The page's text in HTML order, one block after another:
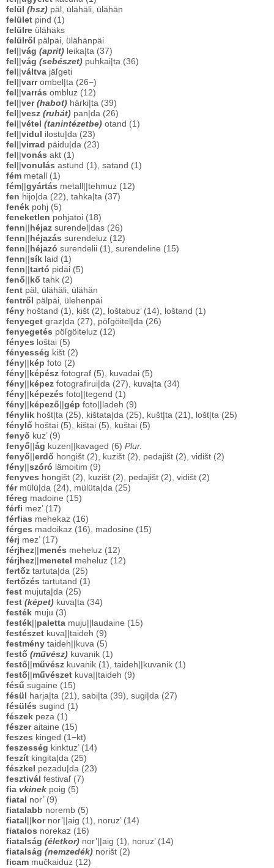
felül (hsz) päl, ülähäli, ülähän
felület pind (1)
felülre ülähäks
felülről pälpäi, ülähänpäi
fel
vág (aprít) leika|ta (37)
fel
vág (sebészet) puhkai|ta (36)
fel
váltva jäľgeti
fel
varr ombel|ta (26−)
fel
varrás ombluz (12)
fel
ver (habot) härki|ta (39)
fel
vesz (ruhát) pan|da (26)
fel
vétel (tanintézetbe) otand (1)
fel
vidul ilostu|da (23)
fel
virrad päidu|da (23)
fel
vonás akt (1)
fel
vonulás astund (1), satand (1)
fém metall (1)
fém gyártás metall||tehmuz (12)
fen hijo|da (22), tahka|ta (37)
fenék pohj (5)
feneketlen pohjatoi (18)
fenn
héjaz surendel|das (26)
fenn
héjazás surendeluz (12)
fenn
héjazó surendelii (1), surendeline (15)
fenn sík laid (1)
fenn tartó pidäi (5)
fenő
kő tahk (2)
fent päl, ülähäli, ülähän
fentről pälpäi, ülehenpäi
fény hoštand (1), kišt (2), loštabuz’ (14), loštand (1)
fenyeget graz|da (27), pöľgöitel|da (26)
fenyegetés pöľgöiteluz (12)
fényes loštai (5)
fényesség kišt (2)
fény
kép foto (2)
fény
képész fotograf (5), kuvadai (5)
fény
képez fotografirui|da (27), kuva|ta (34)
fény
képezés foto||tegend (1)
fény
képező gép foto||ladeh (9)
fénylik hošt|ta (25), kištata|da (25), kušt|ta (21), lošt|ta (25)
fénylő hoštai (5), kištai (5), kuštai (5)
fenyő kuz’ (9)
fenyő ág kuzen||kavaged (6) Plur.
fenyő erdő hongišt (2), kuzišt (2), pedajišt (2), vidišt (2)
fény szóró lämoitim (9)
fenyves hongišt (2), kuzišt (2), pedajišt (2), vidišt (2)
fér mülü|da (24), mülüta|da (25)
féreg madoine (15)
férfi mez’ (17)
férfias mehekaz (16)
férges madoikaz (16), madosine (15)
férj mez’ (17)
férjhez menés meheluz (12)
férjhez menetel meheluz (12)
fertőz tartuta|da (25)
fertőzés tartutand (1)
fest mujuta|da (25)
fest (képet) kuva|ta (34)
festék muju (3)
festék paletta muju||laudaine (15)
festészet kuva||taideh (9)
festmény taideh||kuva (5)
festő (művész) kuvanik (1)
festő
művész kuvanik (1), taideh||kuvanik (1)
festő
művészet kuva||taideh (9)
fésű sugaine (15)
fésül
harja|ta (21), sabi|ta (39), sugi|da (27)
fésülés sugind (1)
fészek peza (1)
fészer aitaine (15)
feszes kinged (1−kt)
feszesség kinktuz’ (14)
feszít kingita|da (25)
fészkel pezadu|da (23)
fesztivál festivaľ (7)
fia vkinek poig (5)
fiatal nor’ (9)
fiatalabb noremb (5)
fiatal
kor nor’||aig (1), noruz’ (14)
fiatalos norekaz (16)
fiatalság (életkor) nor’||aig (1), noruz’ (14)
fiatalság (nemzedék) norišt (2)
ficam mučkaiduz (12)